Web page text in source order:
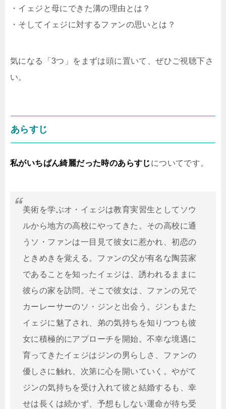
・イェジと母にできた溝の理由とは？
・そしてイェジに対するファンの思いとは？
気になる「3つ」をまずは頭に置いて、ぜひご視聴下さ
い。
あらすじ
私がいちばん綺麗だった時のあらすじについてです。
美術を学ぶオ・イェジは教育実習生としてソウ
ルから地方の高校にやってきた。その高校に通
うソ・ファンは一目見て彼女に惹かれ、初恋の
ときめきを覚える。ファンの父が有名な陶芸家
であることを知ったイェジは、誘われるままに
彼らの家を訪問。そこで彼女は、ファンの兄で
カーレーサーのソ・ジンと出会う。ジンもまた
イェジに魅了され、弟の気持ちを知りつつも彼
女に積極的にアプローチを開始。不幸な境遇に
育ってきたイェジはジンの男らしさ、ファンの
優しさに触れ、次第に心を開いていく。やがて
ジンの気持ちを受け入れて彼と結婚するも、幸
せは長くは続かず、予想もしない運命が待ち受